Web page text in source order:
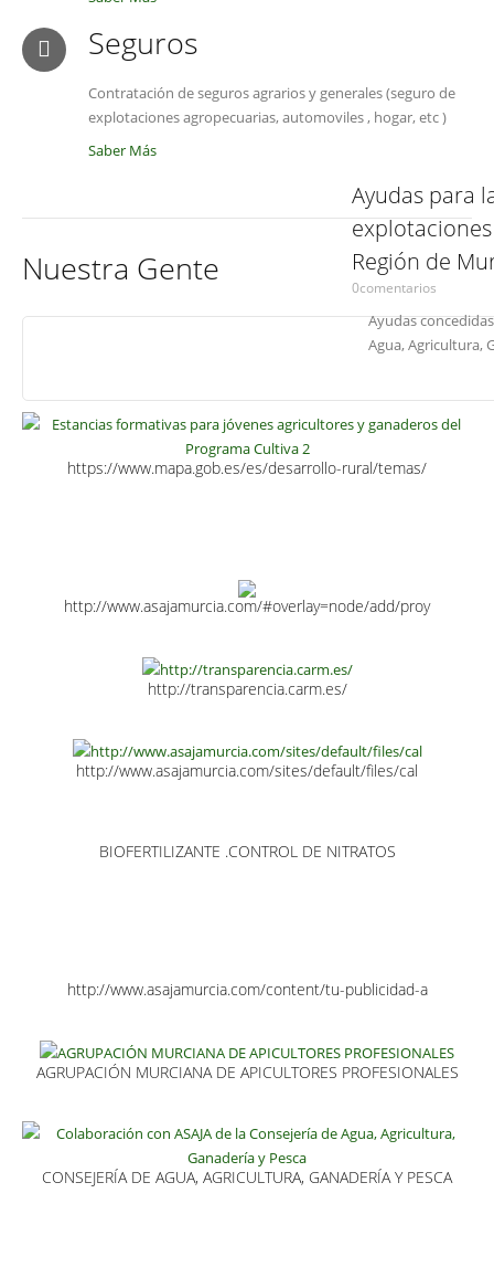
Seguros
Contratación de seguros agrarios y generales (seguro de
explotaciones agropecuarias, automoviles , hogar, etc )
Saber Más
Nuestra Gente
Ayudas para
Región de
0comentarios
Ayudas
Agua, Agricultura,
https://www.mapa.gob.es/es/desarrollo-rural/temas/
http://www.asajamurcia.com/#overlay=node/add/proy
http://transparencia.carm.es/
http://www.asajamurcia.com/sites/default/files/cal
BIOFERTILIZANTE .CONTROL DE NITRATOS
http://www.asajamurcia.com/content/tu-publicidad-a
AGRUPACIÓN MURCIANA DE APICULTORES PROFESIONALES
CONSEJERÍA DE AGUA, AGRICULTURA, GANADERÍA Y PESCA